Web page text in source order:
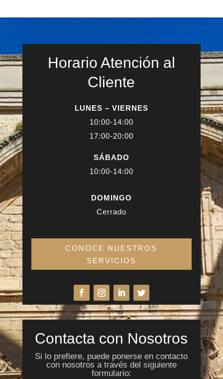
Horario Atención al
Cliente
LUNES – VIERNES
10:00-14:00
17:00-20:00
SÁBADO
10:00-14:00
DOMINGO
Cerrado
CONOCE NUESTROS
SERVICIOS
Contacta con Nosotros
Si lo prefiere, puede ponerse en contacto
con nosotros a través del siguiente
formulario: